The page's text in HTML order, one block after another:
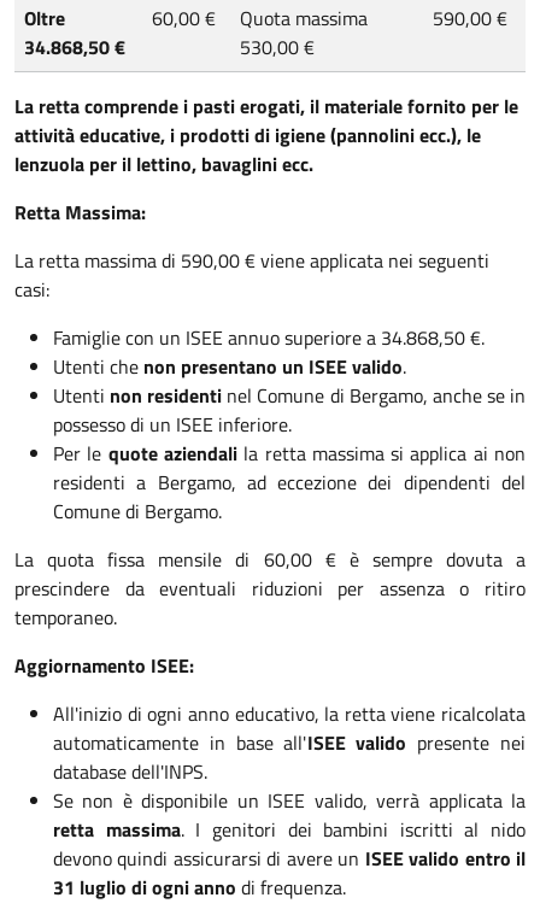
Oltre
34.868,50 €
60,00 €
Quota massima
530,00 €
590,00 €
La retta comprende i pasti erogati, il materiale fornito per le
attività educative, i prodotti di igiene (pannolini ecc.), le
lenzuola per il lettino, bavaglini ecc.
Retta Massima:
La retta massima di 590,00 € viene applicata nei seguenti
casi:
Famiglie con un ISEE annuo superiore a 34.868,50 €.
Utenti che non presentano un ISEE valido.
Utenti non residenti nel Comune di Bergamo, anche se in
possesso di un ISEE inferiore.
Per le quote aziendalila retta massima si applica ai non
residenti a Bergamo, ad eccezione dei dipendenti del
Comune di Bergamo.
La quota fissa mensile di 60,00 € è sempre dovuta a
prescindere da eventuali riduzioni per assenza o ritiro
temporaneo.
Aggiornamento ISEE:
All'inizio di ogni anno educativo, la retta viene ricalcolata
automaticamente in base all'ISEE valido presente nei
database dell'INPS.
Se non è disponibile un ISEE valido, verrà applicata la
retta massima. I genitori dei bambini iscritti al nido
devono quindi assicurarsi di avere un ISEE valido entro il
31 luglio di ogni anno di frequenza.